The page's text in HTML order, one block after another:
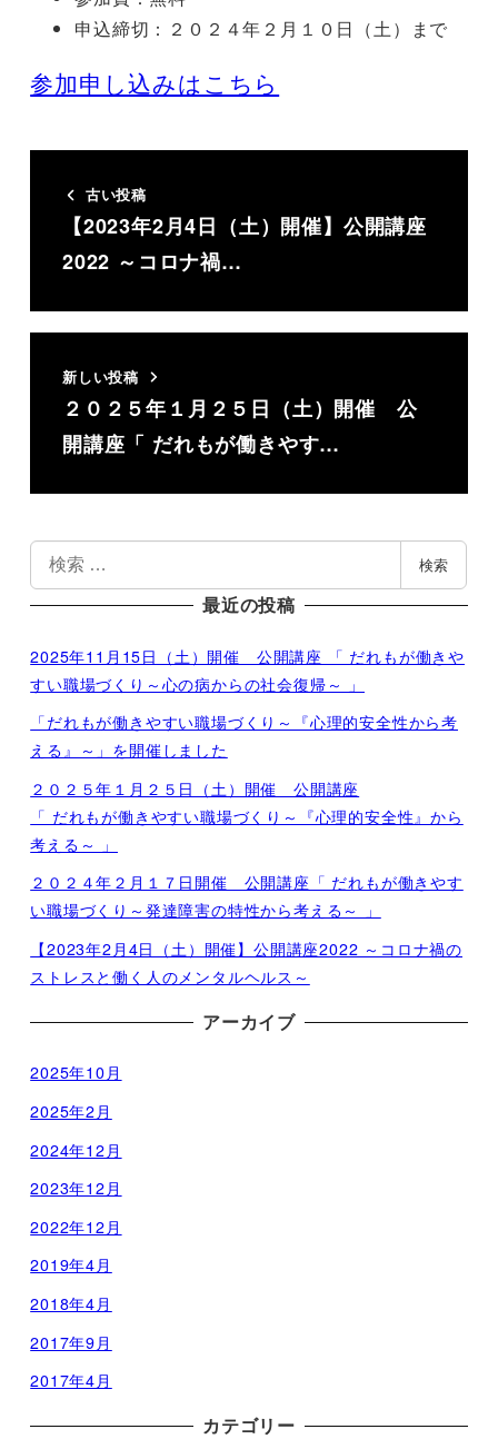
申込締切：２０２４年２月１０日（土）まで
参加申し込みはこちら
古い投稿
【2023年2月4日（土）開催】公開講座
2022 ～コロナ禍…
新しい投稿
２０２５年１月２５日（土）開催 公
開講座「 だれもが働きやす…
索
検索
最近の投稿
2025年11月15日（土）開催 公開講座 「 だれもが働きや
すい職場づくり～心の病からの社会復帰～ 」
「だれもが働きやすい職場づくり～『心理的安全性から考
える』～」を開催しました
２０２５年１月２５日（土）開催 公開講座
「 だれもが働きやすい職場づくり～『心理的安全性』から
考える～ 」
２０２４年２月１７日開催 公開講座「 だれもが働きやす
い職場づくり～発達障害の特性から考える～ 」
【2023年2月4日（土）開催】公開講座2022 ～コロナ禍の
ストレスと働く人のメンタルヘルス～
アーカイブ
2025年10月
2025年2月
2024年12月
2023年12月
2022年12月
2019年4月
2018年4月
2017年9月
2017年4月
カテゴリー